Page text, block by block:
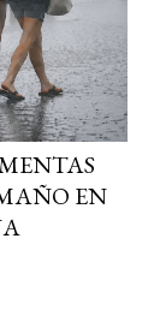
EN